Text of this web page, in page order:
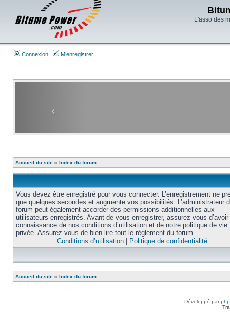
L'asso des
Connexion M’enregistrer
Accueil du site » Index du forum
Vous devez être enregistré pour vous connecter. L’enregistrement ne
que quelques secondes et augmente vos possibilités. L’administrateur
forum peut également accorder des permissions additionnelles aux
utilisateurs enregistrés. Avant de vous enregistrer, assurez-vous
connaissance de nos conditions d’utilisation et de notre politique de vie
privée. Assurez-vous de bien lire tout le règlement du forum.
Conditions d’utilisation
Politique de confidentialité
Accueil du site » Index du forum
Développé par